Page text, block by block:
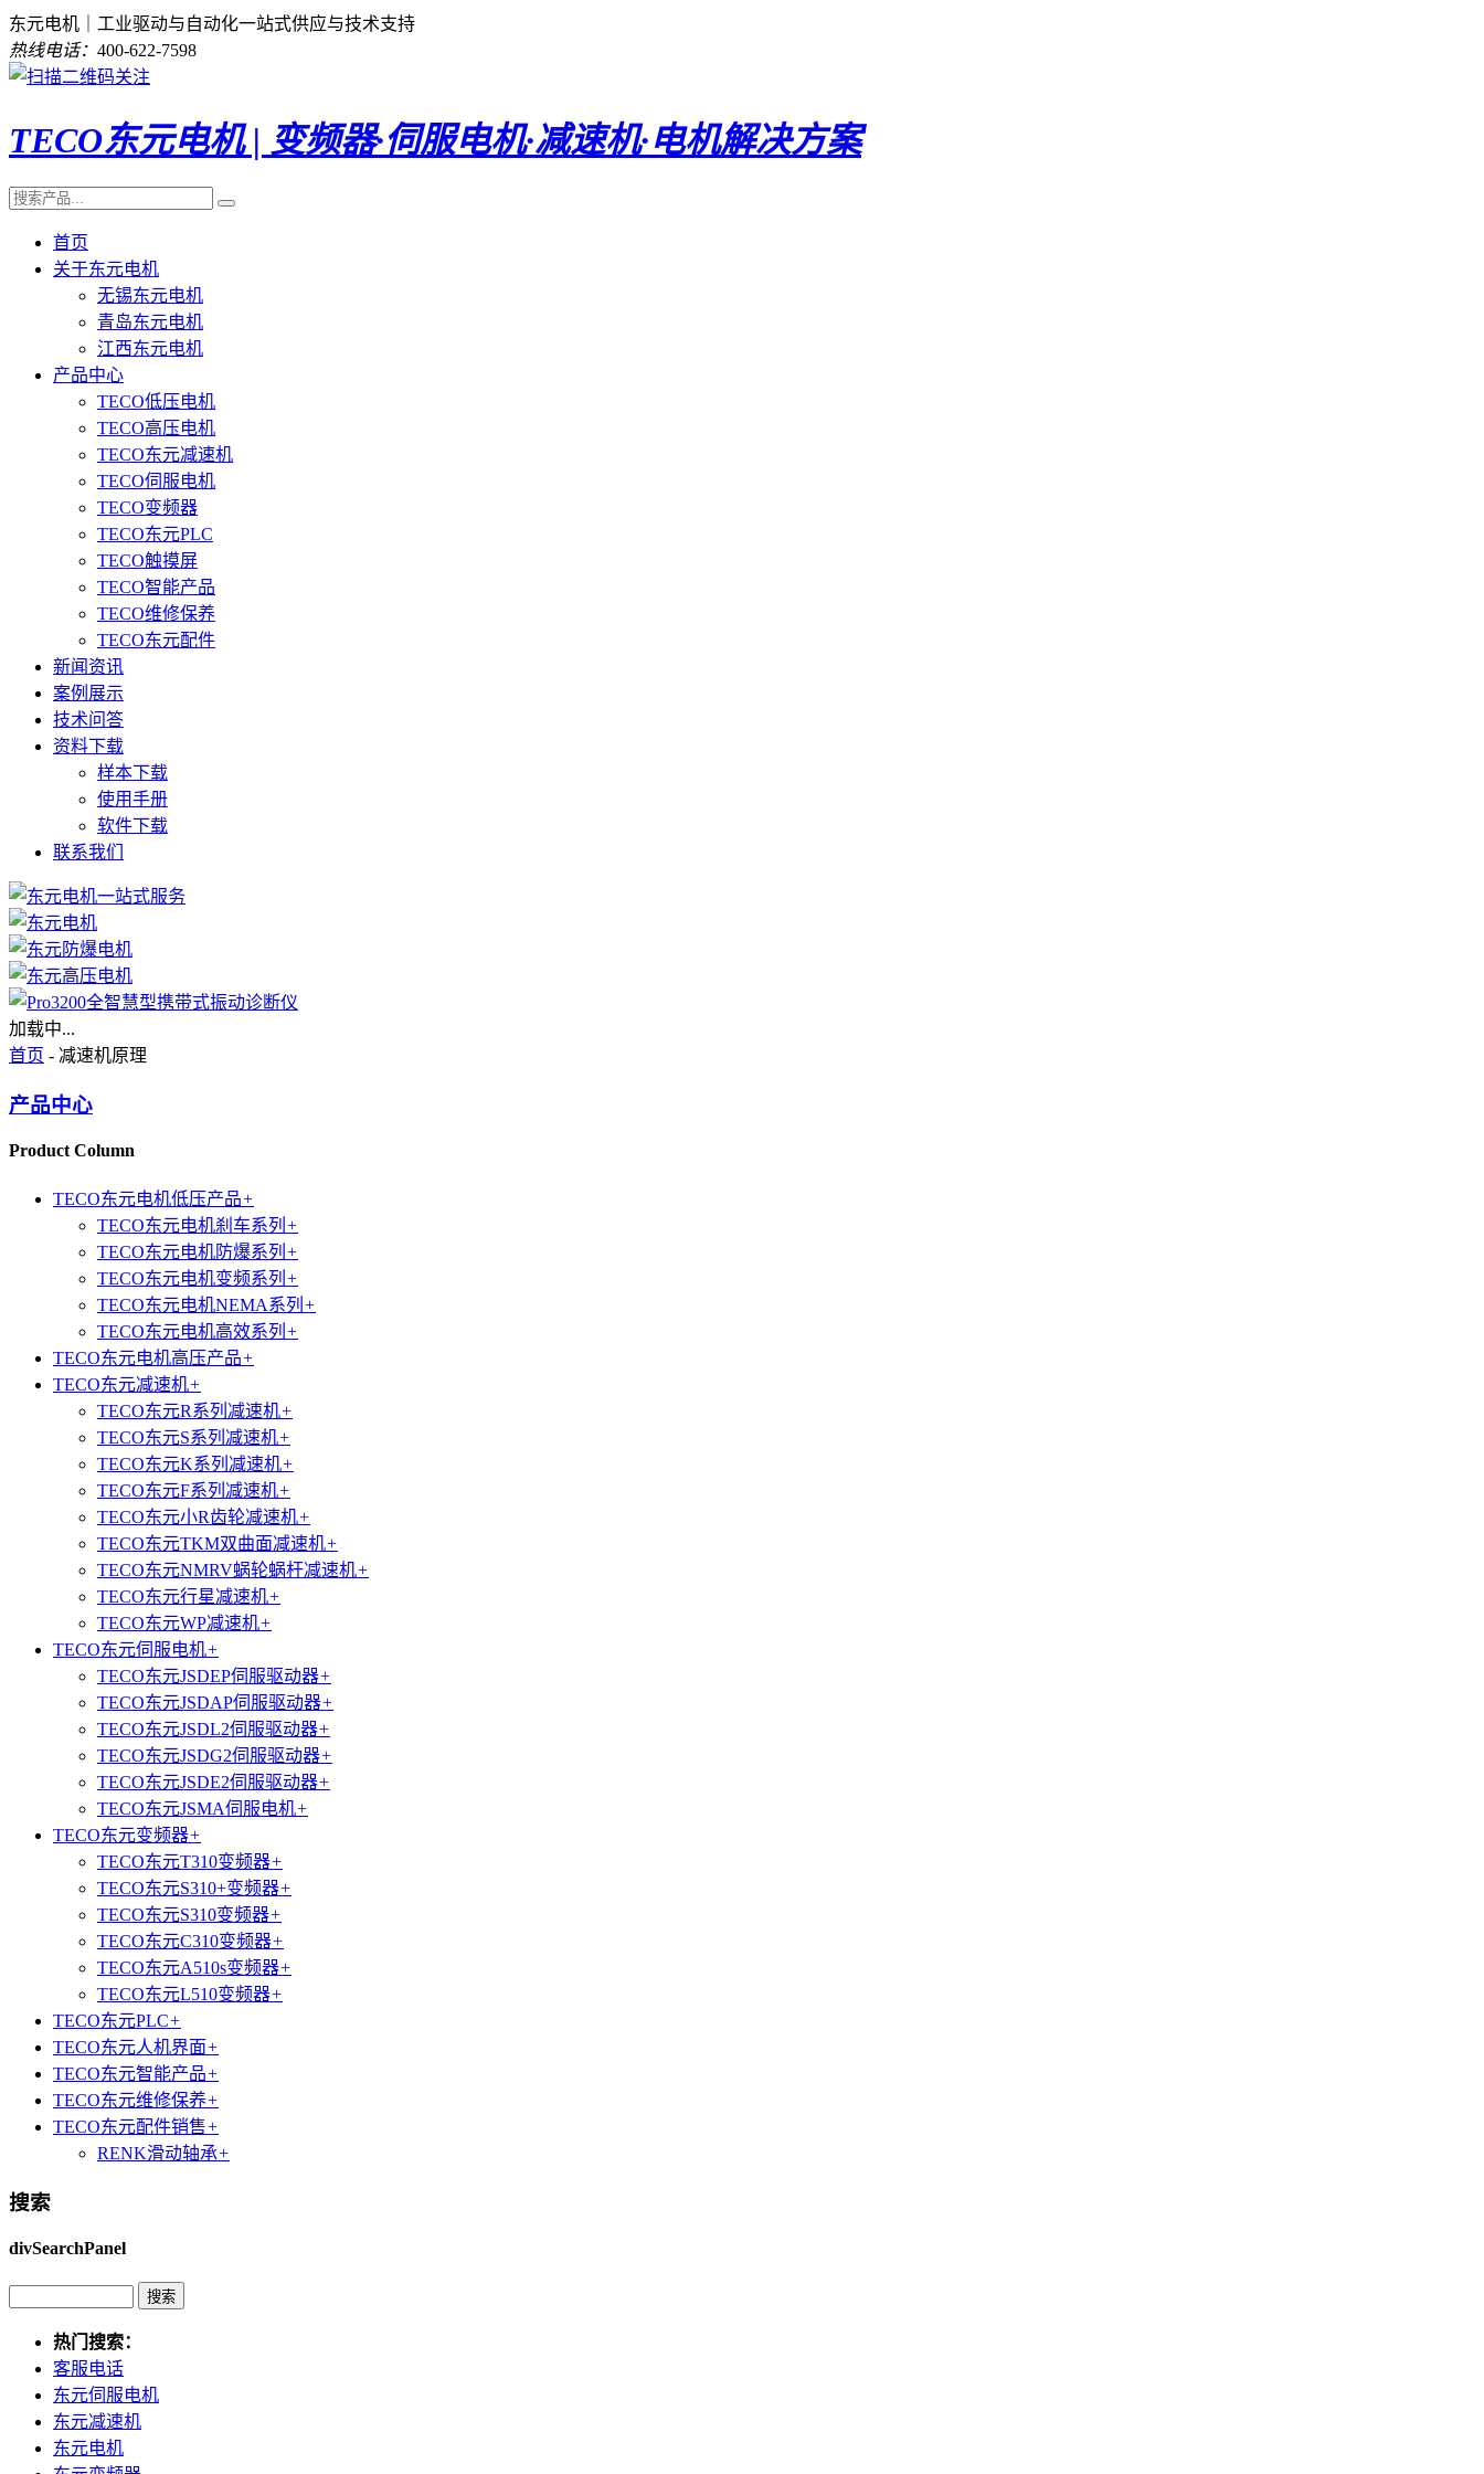
东元电机｜工业驱动与自动化一站式供应与技术支持
热线电话： 400-622-7598
TECO东元电机 | 变频器·伺服电机·减速机·电机解决方案
首页
关于东元电机
无锡东元电机
青岛东元电机
江西东元电机
产品中心
TECO低压电机
TECO高压电机
TECO东元减速机
TECO伺服电机
TECO变频器
TECO东元PLC
TECO触摸屏
TECO智能产品
TECO维修保养
TECO东元配件
新闻资讯
案例展示
技术问答
资料下载
样本下载
使用手册
软件下载
联系我们
加载中...
首页 - 减速机原理
产品中心
Product Column
TECO东元电机低压产品+
TECO东元电机刹车系列 +
TECO东元电机防爆系列 +
TECO东元电机变频系列 +
TECO东元电机NEMA系列 +
TECO东元电机高效系列 +
TECO东元电机高压产品+
TECO东元减速机+
TECO东元R系列减速机+
TECO东元S系列减速机+
TECO东元K系列减速机+
TECO东元F系列减速机+
TECO东元小R齿轮减速机+
TECO东元TKM双曲面减速机+
TECO东元NMRV蜗轮蜗杆减速机+
TECO东元行星减速机+
TECO东元WP减速机+
TECO东元伺服电机+
TECO东元JSDEP伺服驱动器+
TECO东元JSDAP伺服驱动器+
TECO东元JSDL2伺服驱动器+
TECO东元JSDG2伺服驱动器+
TECO东元JSDE2伺服驱动器+
TECO东元JSMA伺服电机+
TECO东元变频器+
TECO东元T310变频器+
TECO东元S310+变频器+
TECO东元S310变频器+
TECO东元C310变频器+
TECO东元A510s变频器+
TECO东元L510变频器+
TECO东元PLC+
TECO东元人机界面+
TECO东元智能产品+
TECO东元维修保养+
TECO东元配件销售+
RENK滑动轴承+
搜索
divSearchPanel
热门搜索：
客服电话
东元伺服电机
东元减速机
东元电机